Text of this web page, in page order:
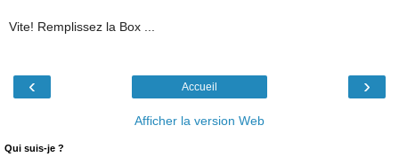
Vite! Remplissez la Box ...
‹ ›
Accueil
Afficher la version Web
Qui suis-je ?